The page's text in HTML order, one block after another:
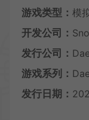
游戏类型： 模
开发公司：
发行公司：
游戏系列：
发行日期：